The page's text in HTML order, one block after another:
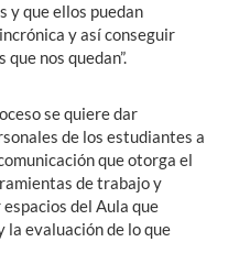
y que ellos puedan
y así conseguir
nos quedan”.
se quiere dar
de los estudiantes a
que otorga el
de trabajo y
del Aula que
evaluación de lo que